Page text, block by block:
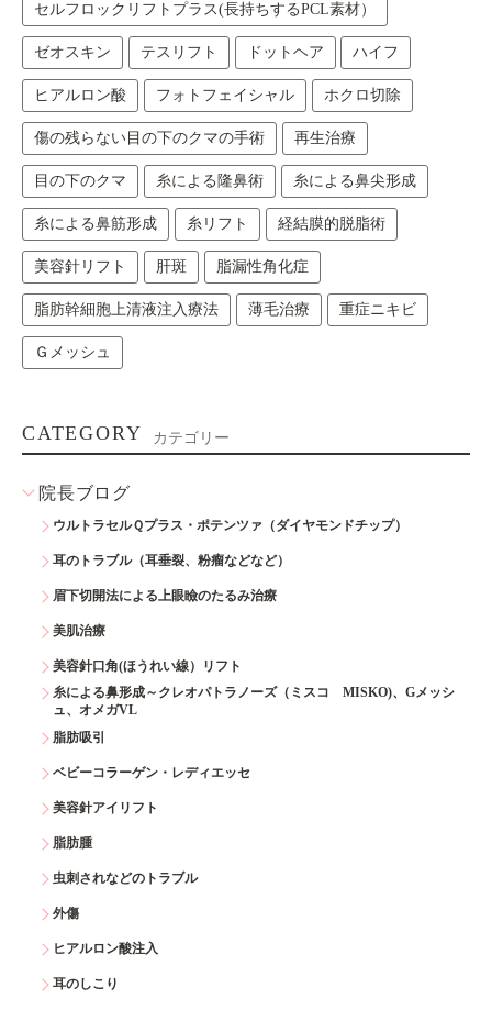
セルフロックリフトプラス(長持ちするPCL素材）
ゼオスキン テスリフト ドットヘア ハイフ
ヒアルロン酸 フォトフェイシャル ホクロ切除
傷の残らない目の下のクマの手術 再生治療
目の下のクマ 糸による隆鼻術 糸による鼻尖形成
糸による鼻筋形成 糸リフト 経結膜的脱脂術
美容針リフト 肝斑 脂漏性角化症
脂肪幹細胞上清液注入療法 薄毛治療 重症ニキビ
Ｇメッシュ
CATEGORY カテゴリー
院長ブログ
ウルトラセルＱプラス・ポテンツァ（ダイヤモンドチップ）
耳のトラブル（耳垂裂、粉瘤などなど）
眉下切開法による上眼瞼のたるみ治療
美肌治療
美容針口角(ほうれい線）リフト
糸による鼻形成～クレオパトラノーズ（ミスコ MISKO)、Gメッシ
ュ、オメガVL
脂肪吸引
ベビーコラーゲン・レディエッセ
美容針アイリフト
脂肪腫
虫刺されなどのトラブル
外傷
ヒアルロン酸注入
耳のしこり